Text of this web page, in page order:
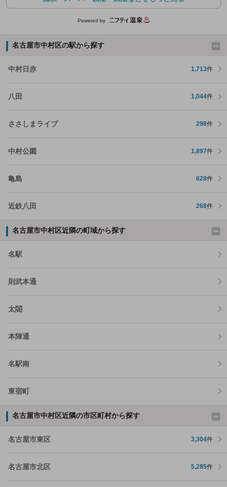
Powered by
名古屋市中村区の駅から探す
中村日赤 1,713件
八田 1,044件
ささしまライブ 298件
中村公園 1,897件
亀島 628件
近鉄八田 268件
名古屋市中村区近隣の町域から探す
名駅
則武本通
太閤
本陣通
名駅南
東宿町
名古屋市中村区近隣の市区町村から探す
名古屋市東区 3,304件
名古屋市北区 5,285件